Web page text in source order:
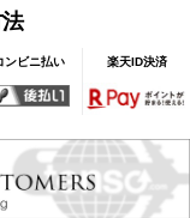
ンビニ払い 楽天ID決済